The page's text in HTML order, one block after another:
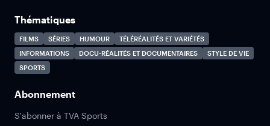
Thématiques
FILMS SÉRIES HUMOUR
TÉLÉRÉALITÉS ET VARIÉTÉS
INFORMATIONS
DOCU-RÉALITÉS ET DOCUMENTAIRES
STYLE DE VIE
SPORTS
Abonnement
S'abonner à TVA Sports